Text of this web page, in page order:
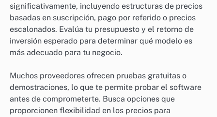
significativamente, incluyendo estructuras de precios
basadas en suscripción, pago por referido o precios
escalonados. Evalúa tu presupuesto y el retorno de
inversión esperado para determinar qué modelo es
más adecuado para tu negocio.
Muchos proveedores ofrecen pruebas gratuitas o
demostraciones, lo que te permite probar el software
antes de comprometerte. Busca opciones que
proporcionen flexibilidad en los precios para